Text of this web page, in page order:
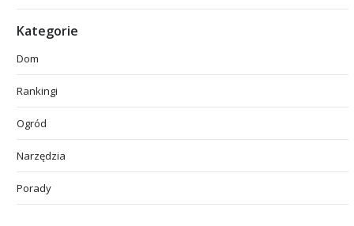
Kategorie
Dom
Rankingi
Ogród
Narzędzia
Porady